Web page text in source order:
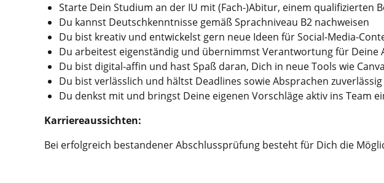
Starte Dein Studium an der IU mit (Fach-)Abitur, einem
Du kannst Deutschkenntnisse gemäß Sprachniveau B2 nachweisen
Du bist kreativ und entwickelst gern neue Ideen für Social-Media-
Du arbeitest eigenständig und übernimmst Verantwortung für Deine
Du bist digital-affin und hast Spaß daran, Dich in neue Tools wie
Du bist verlässlich und hältst Deadlines sowie Absprachen zuverlässig
Du denkst mit und bringst Deine eigenen Vorschläge aktiv ins Team
Karriereaussichten:
Bei erfolgreich bestandener Abschlussprüfung besteht für Dich die